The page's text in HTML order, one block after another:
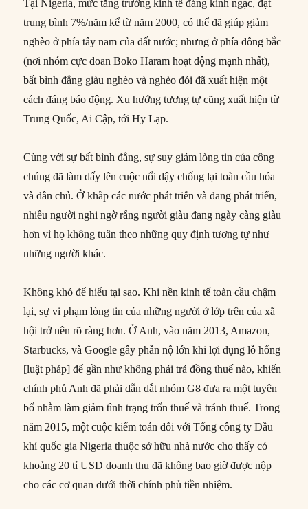
Tại Nigeria, mức tăng trưởng kinh tế đáng kinh ngạc, đạt
trung bình 7%/năm kể từ năm 2000, có thể đã giúp giảm
nghèo ở phía tây nam của đất nước; nhưng ở phía đông bắc
(nơi nhóm cực đoan Boko Haram hoạt động mạnh nhất),
bất bình đẳng giàu nghèo và nghèo đói đã xuất hiện một
cách đáng báo động. Xu hướng tương tự cũng xuất hiện từ
Trung Quốc, Ai Cập, tới Hy Lạp.
Cùng với sự bất bình đẳng, sự suy giảm lòng tin của công
chúng đã làm dấy lên cuộc nổi dậy chống lại toàn cầu hóa
và dân chủ. Ở khắp các nước phát triển và đang phát triển,
nhiều người nghi ngờ rằng người giàu đang ngày càng giàu
hơn vì họ không tuân theo những quy định tương tự như
những người khác.
Không khó để hiểu tại sao. Khi nền kinh tế toàn cầu chậm
lại, sự vi phạm lòng tin của những người ở lớp trên của xã
hội trở nên rõ ràng hơn. Ở Anh, vào năm 2013, Amazon,
Starbucks, và Google gây phẫn nộ lớn khi lợi dụng lỗ hổng
[luật pháp] để gần như không phải trả đồng thuế nào, khiến
chính phủ Anh đã phải dẫn dắt nhóm G8 đưa ra một tuyên
bố nhằm làm giảm tình trạng trốn thuế và tránh thuế. Trong
năm 2015, một cuộc kiểm toán đối với Tổng công ty Dầu
khí quốc gia Nigeria thuộc sở hữu nhà nước cho thấy có
khoảng 20 tỉ USD doanh thu đã không bao giờ được nộp
cho các cơ quan dưới thời chính phủ tiền nhiệm.